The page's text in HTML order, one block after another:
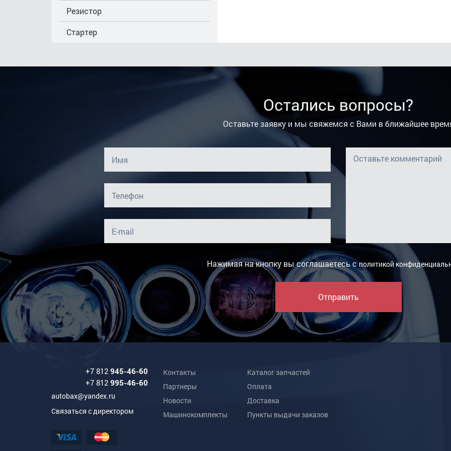
Резистор
Стартер
Остались вопросы?
Оставьте заявку и мы свяжемся с Вами в ближайшее
Нажимая на кнопку вы соглашаетесь сполитикой
Отправить
+7 812945-46-60
+7 812995-46-60
autobax@yandex.ru
Связаться с директором
Контакты
Партнеры
Новости
Машинокомплекты
Каталог запчастей
Оплата
Доставка
Пункты выдачи заказов